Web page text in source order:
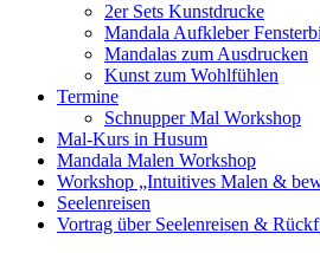
2er Sets Kunstdrucke
Mandala Aufkleber
Mandalas zum Ausdrucken
Kunst zum Wohlfühlen
Termine
Schnupper Mal Workshop
Mal-Kurs in Husum
Mandala Malen Workshop
Workshop „Intuitives Malen &
Seelenreisen
Vortrag über Seelenreisen &